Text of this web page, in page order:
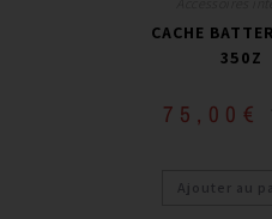
CACHE
350Z
75,00 €
Ajouter au